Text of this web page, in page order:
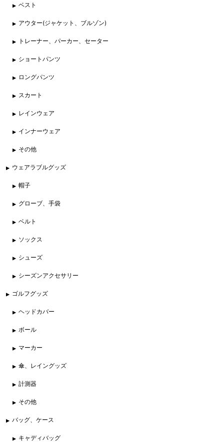
ベスト
アウター(ジャケット、ブルゾン)
トレーナー、パーカー、セーター
ショートパンツ
ロングパンツ
スカート
レインウェア
インナーウェア
その他
ウェアラブルグッズ
帽子
グローブ、手袋
ベルト
ソックス
シューズ
シーズンアクセサリー
ゴルフグッズ
ヘッドカバー
ボール
マーカー
傘、レイングッズ
計測器
その他
バッグ、ケース
キャディバッグ